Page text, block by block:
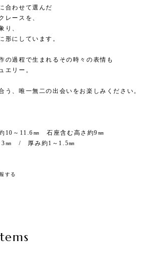
合わせて選んだ
レースを、
り、
形にしています。
の過程で生まれるその時々の表情も
エリー。
う、唯一無二の出会いをお楽しみください。
10～11.6㎜ 石座含む高さ約9㎜
3㎜ / 厚み約1～1.5㎜
する